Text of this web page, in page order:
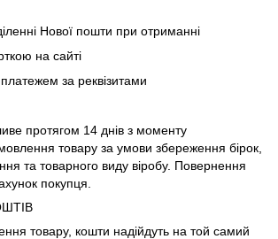
Нової пошти при отриманні
на сайті
платежем за реквізитами
протягом 14 днів з моменту
товару за умови збереження бірок,
та товарного виду віробу. Повернення
покупця.
товару, кошти надійдуть на той самий